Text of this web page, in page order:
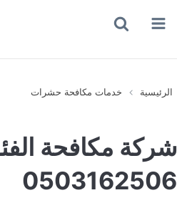
القائمة
عن الرئيسية خدمات مكافحة حشرات
شركة مكافحة
0503162506